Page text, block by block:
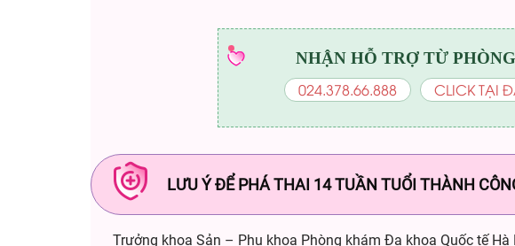
NHẬN HỖ TRỢ TỪ
024.378.66.888 CLICK TẠI
LƯU Ý ĐỂ PHÁ THAI 14 TUẦN TUỔI THÀNH
Trưởng khoa Sản – Phụ khoa Phòng khám Đa khoa Quốc tế